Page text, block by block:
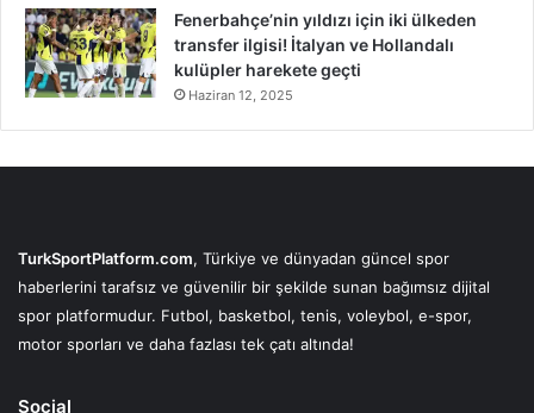
Fenerbahçe’nin yıldızı için iki ülkeden
transfer ilgisi! İtalyan ve Hollandalı
kulüpler harekete geçti
Haziran 12, 2025
TurkSportPlatform.com, Türkiye ve dünyadan güncel spor
haberlerini tarafsız ve güvenilir bir şekilde sunan bağımsız dijital
spor platformudur. Futbol, basketbol, tenis, voleybol, e-spor,
motor sporları ve daha fazlası tek çatı altında!
Social